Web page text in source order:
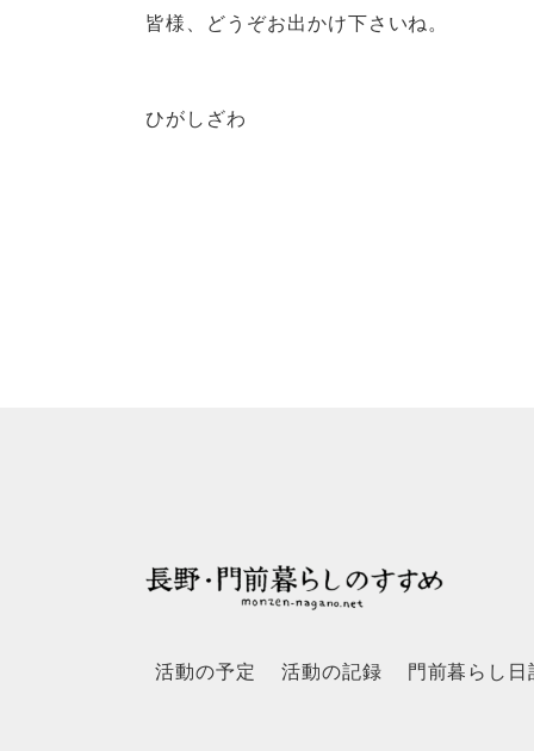
皆様、どうぞお出かけ下さいね。
ひがしざわ
活動の予定 活動の記録 門前暮らし日